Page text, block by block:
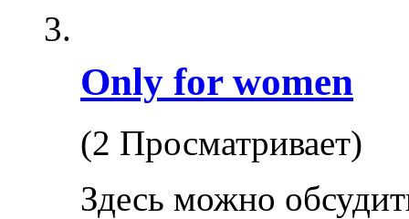
Only for women
(2 Просматривает)
Здесь можно